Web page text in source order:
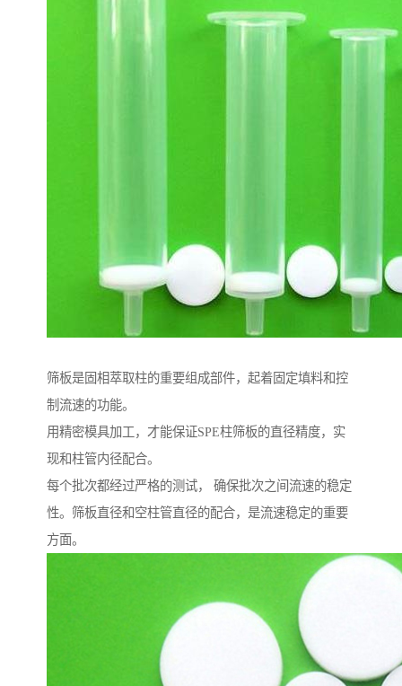
筛板是固相萃取柱的重要组成部件，起着固定填料和控
制流速的功能。
用精密模具加工，才能保证SPE柱筛板的直径精度，实
现和柱管内径配合。
每个批次都经过严格的测试， 确保批次之间流速的稳定
性。筛板直径和空柱管直径的配合，是流速稳定的重要
方面。